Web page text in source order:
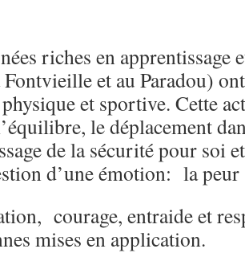
riches en apprentissage
Fontvieille et au Paradou)
et sportive. Cette
le déplacement
de la sécurité pour soi
d’une émotion: la
courage, entraide et
mises en application.